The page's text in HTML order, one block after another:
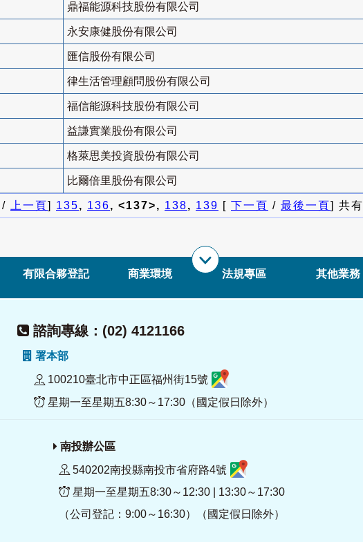
鼎福能源科技股份有限公司
永安康健股份有限公司
匯信股份有限公司
律生活管理顧問股份有限公司
福信能源科技股份有限公司
益謙實業股份有限公司
格萊思美投資股份有限公司
比爾倍里股份有限公司
/ 上一頁] 135, 136, <137>, 138, 139 [ 下一頁 / 最後一頁] 共有
有限合夥登記 商業環境 法規專區 其他業務
諮詢專線：(02) 4121166
署本部
100210臺北市中正區福州街15號
星期一至星期五8:30～17:30（國定假日除外）
南投辦公區
540202南投縣南投市省府路4號
星期一至星期五8:30～12:30 | 13:30～17:30
（公司登記：9:00～16:30）（國定假日除外）